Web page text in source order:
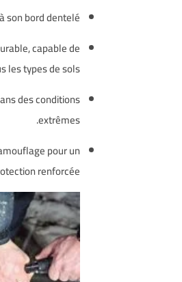
son bord dentelé.
capable de
les types de sols.
des conditions
extrêmes.
pour un
renforcée.